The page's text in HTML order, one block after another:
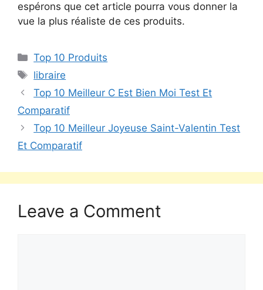
espérons que cet article pourra vous donner la
vue la plus réaliste de ces produits.
Top 10 Produits
libraire
Top 10 Meilleur C Est Bien Moi Test Et
Comparatif
Top 10 Meilleur Joyeuse Saint-Valentin Test
Et Comparatif
Leave a Comment